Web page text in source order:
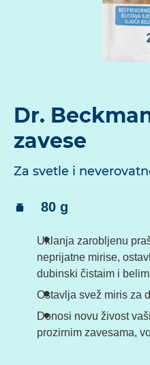
Dr.
zavese
Za svetle i
Sadrzaj:
80 g
Uklanja zarobljenu
neprijatne mirise,
dubinski čistaim i
Ostavlja svež miris za
Donosi novu živost
prozirnim zavesama,